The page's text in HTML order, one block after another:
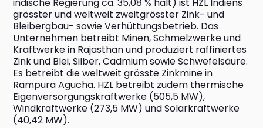
grösster und weltweit zweitgrösster Zink- und
Bleibergbau- sowie Verhüttungsbetrieb. Das
Unternehmen betreibt Minen, Schmelzwerke und
Kraftwerke in Rajasthan und produziert raffiniertes
Zink und Blei, Silber, Cadmium sowie Schwefelsäure.
Es betreibt die weltweit grösste Zinkmine in
Rampura Agucha. HZL betreibt zudem thermische
Eigenversorgungskraftwerke (505,5 MW),
Windkraftwerke (273,5 MW) und Solarkraftwerke
(40,42 MW).